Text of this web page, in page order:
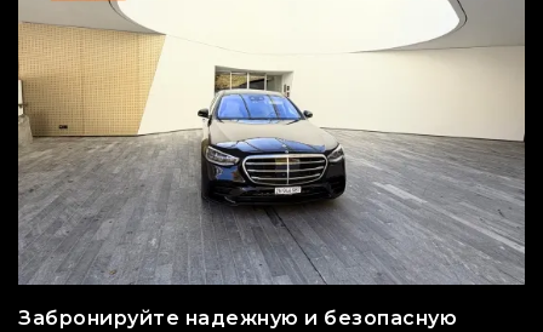
Забронируйте надежную и безопасную